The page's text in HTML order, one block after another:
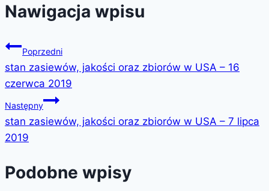
Nawigacja wpisu
Poprzedni
stan zasiewów, jakości oraz zbiorów w USA – 16
czerwca 2019
Następny
stan zasiewów, jakości oraz zbiorów w USA – 7 lipca
2019
Podobne wpisy